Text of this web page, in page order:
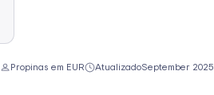
Propinas em EUR AtualizadoSeptember 2025